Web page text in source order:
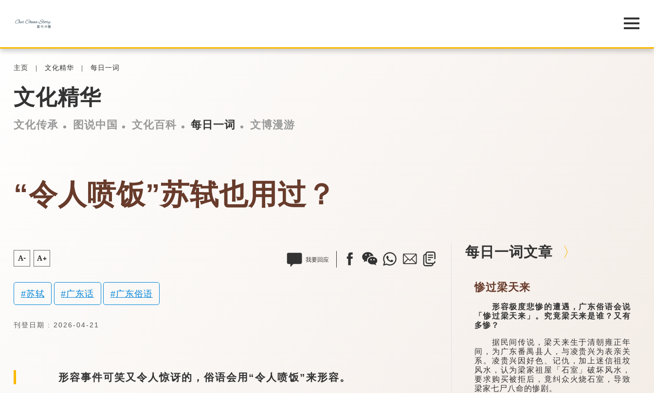
主页 文化精华 每日一词
文化精华
文化传承 图说中国 文化百科 每日一词 文博漫游
“令人喷饭”苏轼也用过？
A- A+ 我要回应
苏轼 广东话 广东俗语
刊登日期 : 2026-04-21
形容事件可笑又令人惊讶的，俗语会用“令人喷饭”来形容。
每日一词文章
惨过梁天来
形容极度悲惨的遭遇，广东俗语会说
「惨过梁天来」。究竟梁天来是谁？又有
多惨？
据民间传说，梁天来生于清朝雍正年
间，为广东番禺县人，与凌贵兴为表亲关
系。凌贵兴因好色、记仇，加上迷信祖坟
风水，认为梁家祖屋「石室」破坏风水，
要求购买被拒后，竟纠众火烧石室，导致
梁家七尸八命的惨剧。